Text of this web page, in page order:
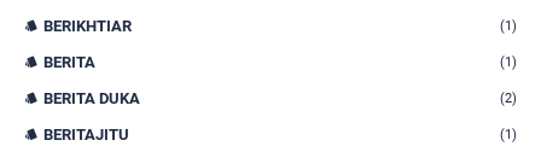
BERIKHTIAR (1)
BERITA (1)
BERITA DUKA (2)
BERITAJITU (1)